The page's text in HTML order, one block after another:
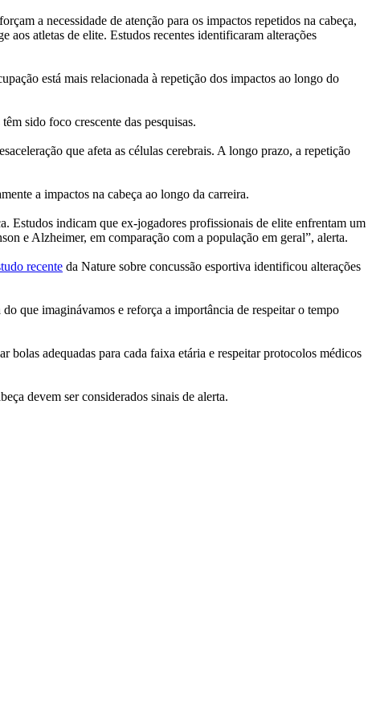
a necessidade de atenção para os impactos repetidos na cabeça,
aos atletas de elite. Estudos recentes identificaram alterações
está mais relacionada à repetição dos impactos ao longo do
sido foco crescente das pesquisas.
que afeta as células cerebrais. A longo prazo, a repetição
a impactos na cabeça ao longo da carreira.
Estudos indicam que ex-jogadores profissionais de elite enfrentam um
e Alzheimer, em comparação com a população em geral”, alerta.
recente da Nature sobre concussão esportiva identificou alterações
que imaginávamos e reforça a importância de respeitar o tempo
adequadas para cada faixa etária e respeitar protocolos médicos
devem ser considerados sinais de alerta.